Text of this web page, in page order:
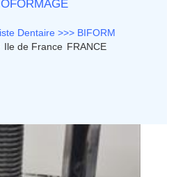
Dentaire >>> BIFORM
Ile de France FRANCE